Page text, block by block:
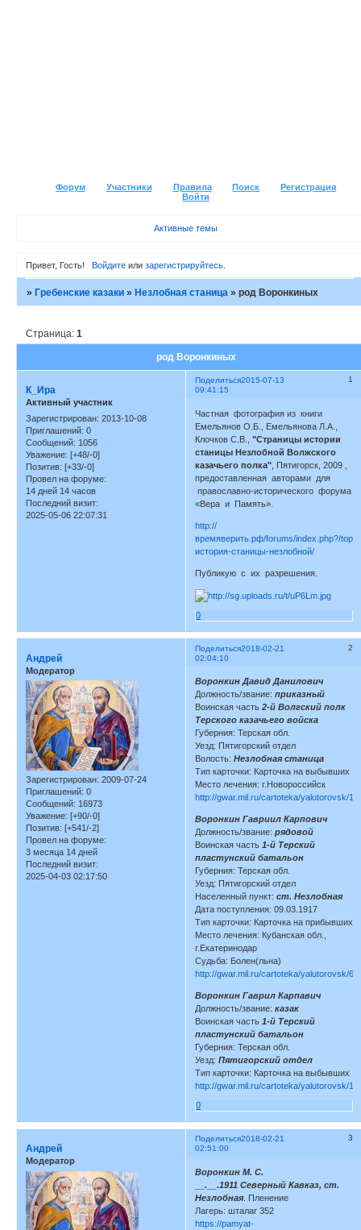
Форум Участники Правила Поиск
Регистрация
Войти
Активные темы
Привет, Гость! Войдитеили зарегистрируйтесь.
»Гребенские казаки »Незлобная станица »род Воронкиных
род Воронкиных
Страница:1
Поделиться 1
2015-07-13
09:41:15
К_Ира
Активный участник
Зарегистрирован: 2013-10-08
Приглашений: 0
Сообщений: 1056
Уважение: [+48/-0]
Позитив: [+33/-0]
Провел на форуме:
14 дней 14 часов
Последний визит:
2025-05-06 22:07:31
Частная фотография из книги
Емельянов О.Б., Емельянова Л.А.,
Клочков С.В.,"Страницы истории
станицы Незлобной Волжского
казачьего полка" , Пятигорск, 2009 ,
предоставленная авторами для
православно-исторического форума
«Вера и Память».
http://
времяверить.рф/forums/index.php?/
история-станицы-незлобной/
Публикую с их разрешения.
0
Поделиться 2
2018-02-21
02:04:10
Андрей
Модератор
Зарегистрирован: 2009-07-24
Приглашений: 0
Сообщений: 16973
Уважение: [+90/-0]
Позитив: [+541/-2]
Провел на форуме:
3 месяца 14 дней
Последний визит:
2025-04-03 02:17:50
Воронкин Давид Данилович
Должность/звание: приказный
Воинская часть 2-й Волгский полк
Терского казачьего войска
Губерния: Терская обл.
Уезд: Пятигорский отдел
Волость: Незлобная станица
Тип карточки: Карточка на выбывших
Место лечения: г.Новороссийск
http://gwar.mil.ru/cartoteka/yalutorovsk/
Воронкин Гавриил Карпович
Должность/звание: рядовой
Воинская часть1-й Терский
пластунский батальон
Губерния: Терская обл.
Уезд: Пятигорский отдел
Населенный пункт: ст. Незлобная
Дата поступления: 09.03.1917
Тип карточки: Карточка на прибывших
Место лечения: Кубанская обл.,
г.Екатеринодар
Судьба: Болен(льна)
http://gwar.mil.ru/cartoteka/yalutorovsk/
Воронкин Гаврил Карпавич
Должность/звание:казак
Воинская часть1-й Терский
пластунский батальон
Губерния: Терская обл.
Уезд: Пятигорский отдел
Тип карточки: Карточка на выбывших
http://gwar.mil.ru/cartoteka/yalutorovsk/
0
Поделиться 3
2018-02-21
02:51:00
Андрей
Модератор
Воронкин М. С.
__.__.1911 Северный Кавказ, ст.
Незлобная. Пленение
Лагерь: шталаг 352
https://pamyat-